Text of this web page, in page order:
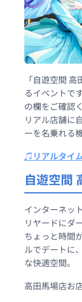
「自遊空間
るイベントで
の欄をご確認
リアル店舗に
ーを名乗れる
♫リアルタイ
自遊空間
インターネッ
リヤードにダ
ちょっと時間
ルでデートに
な快適空間。
高田馬場店お